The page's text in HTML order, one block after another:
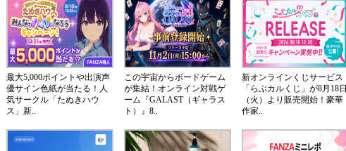
最大5,000ポイントや出演声
優サイン色紙が当たる！人
気サークル「たぬきハウ
ス」新..
この宇宙からボードゲーム
が集結！オンライン対戦ゲ
ーム『GALAST（ギャラス
ト）』8..
新オンラインくじサービス
「らぶカルくじ」が8月18日
（火）より販売開始！豪華
作家..